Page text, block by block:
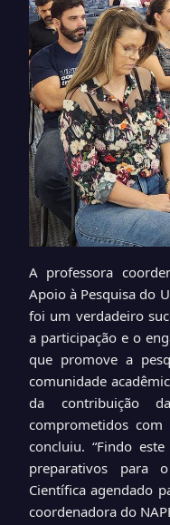
A professora
Apoio à Pesquisa do
foi um verdadeiro
a participação e o
que promove a
comunidade
da contribuição
comprometidos com
concluiu. “Findo
preparativos para
Científica agendado
coordenadora do